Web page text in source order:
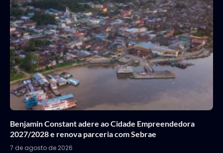
Benjamin Constant adere ao Cidade Empreendedora
2027/2028 e renova parceria com Sebrae
7 de agosto de 2026